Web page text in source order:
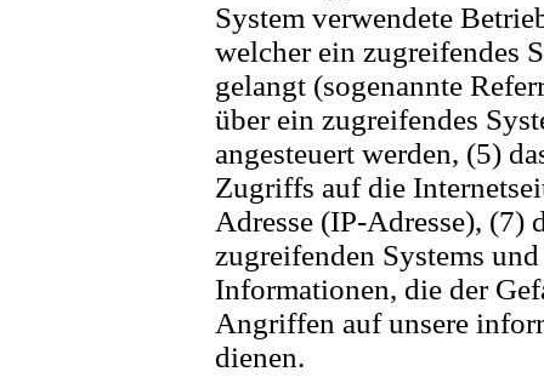
System verwendete
welcher ein zugreifendes
gelangt (sogenannte
über ein zugreifendes
angesteuert werden, (5)
Zugriffs auf die
Adresse (IP-Adresse), (7)
zugreifenden Systems
Informationen, die der
Angriffen auf unsere
dienen.